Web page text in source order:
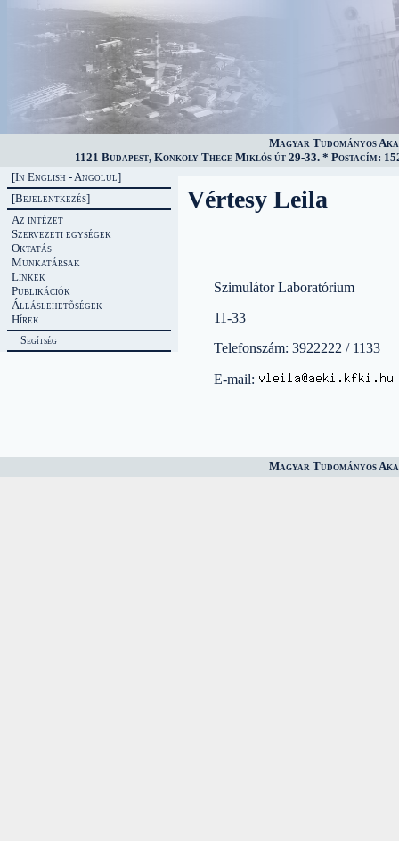
Magyar Tudományos
1121 Budapest, Konkoly Thege Miklós út 29-33. * Postacím:
[In English - Angolul]
[Bejelentkezés]
Az intézet
Szervezeti egységek
Oktatás
Munkatársak
Linkek
Publikációk
Álláslehetõségek
Hírek
Segítség
Vértesy Leila
Szimulátor Laboratórium
11-33
Telefonszám: 3922222 / 1133
E-mail:
Magyar Tudományos